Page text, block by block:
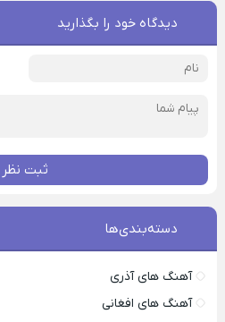
دیدگاه خود را بگذارید
ثبت نظر
دسته‌بندی‌ها
آهنگ های آذری
آهنگ های افغانی